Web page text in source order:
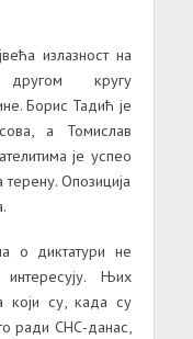
излазност на
кругу
Борис Тадић је
а Томислав
је успео
Опозиција
о диктатури не
Њих
који су, када су
ради СНС-данас,